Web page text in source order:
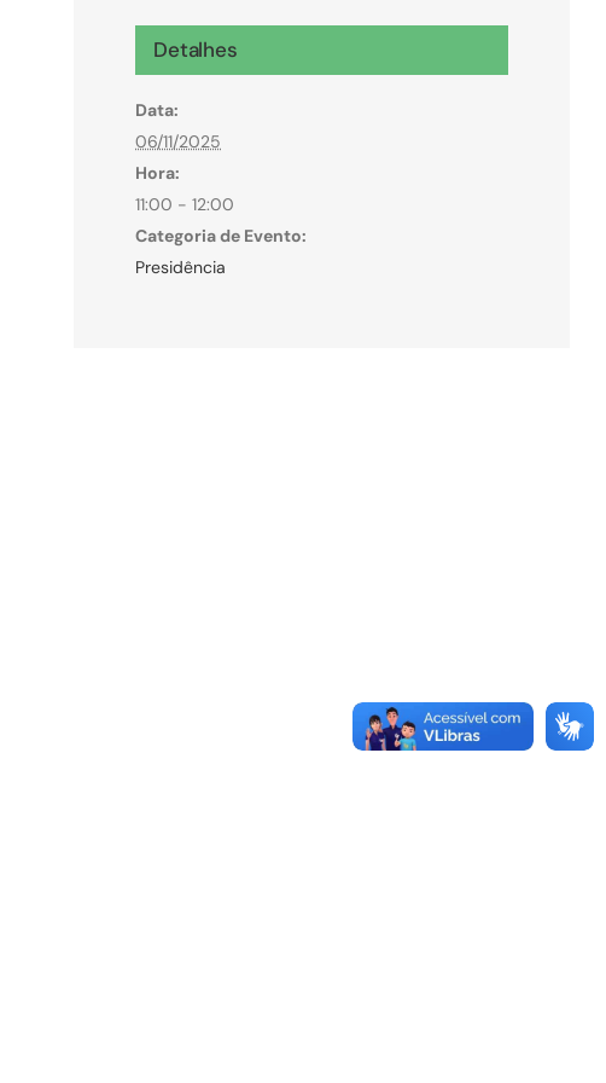
Microcrédito
Para MEI, microempresas e pessoas físicas
(feirantes e transportes)
Detalhes
Data:
06/11/2025
Hora:
11:00 - 12:00
Categoria de Evento:
Presidência